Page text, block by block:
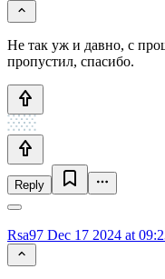
Не так уж и давно, с
пропустил, спасибо.
Reply
Rsa97 Dec 17 2024 at